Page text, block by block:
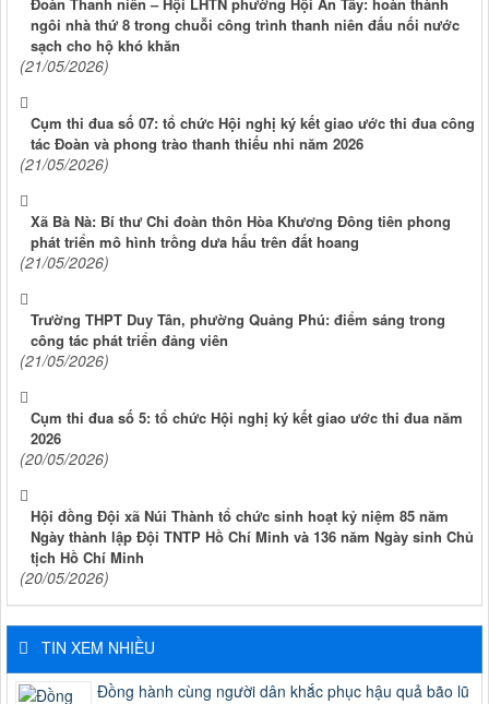
ngôi nhà thứ 8 trong chuỗi công trình thanh niên đấu nối nước
sạch cho hộ khó khăn
(21/05/2026)
Cụm thi đua số 07: tổ chức Hội nghị ký kết giao ước thi đua công
tác Đoàn và phong trào thanh thiếu nhi năm 2026
(21/05/2026)
Xã Bà Nà: Bí thư Chi đoàn thôn Hòa Khương Đông tiên phong
phát triển mô hình trồng dưa hấu trên đất hoang
(21/05/2026)
Trường THPT Duy Tân, phường Quảng Phú: điểm sáng trong
công tác phát triển đảng viên
(21/05/2026)
Cụm thi đua số 5: tổ chức Hội nghị ký kết giao ước thi đua năm
2026
(20/05/2026)
Hội đồng Đội xã Núi Thành tổ chức sinh hoạt kỷ niệm 85 năm
Ngày thành lập Đội TNTP Hồ Chí Minh và 136 năm Ngày sinh Chủ
tịch Hồ Chí Minh
(20/05/2026)
TIN XEM NHIỀU
Đồng hành cùng người dân khắc phục hậu quả bão lũ